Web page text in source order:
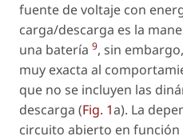
fuente de voltaje con
carga/descarga es la
una batería 9, sin
muy exacta al
que no se incluyen las
descarga (Fig. 1a). La
circuito abierto en función